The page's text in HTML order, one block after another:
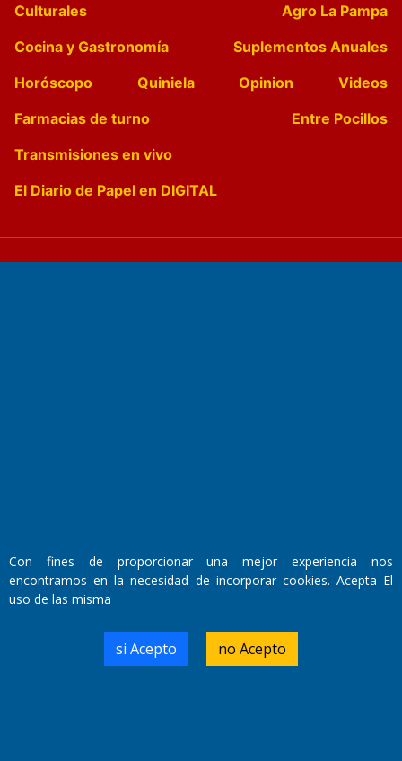
Culturales
Agro La Pampa
Cocina y Gastronomía
Suplementos Anuales
Horóscopo
Quiniela Opinion
Videos
Farmacias de turno
Entre Pocillos
Transmisiones en vivo
El Diario de Papel en DIGITAL
Domicilio Legal: José Ingenieros 855,
Número de Registro DNDA:
RL-2019-55551274-APN-DNDA#MJ
Con fines de proporcionar una mejor experiencia nos
encontramos en la necesidad de incorporar cookies. Acepta El
uso de las misma
si Acepto no Acepto